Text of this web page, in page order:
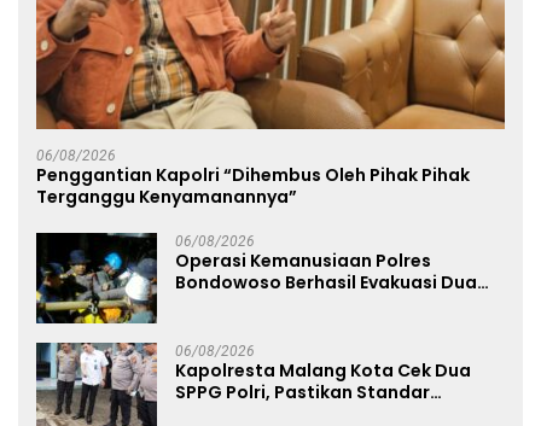
06/08/2026
Penggantian Kapolri “Dihembus Oleh Pihak Pihak
Terganggu Kenyamanannya”
06/08/2026
Operasi Kemanusiaan Polres
Bondowoso Berhasil Evakuasi Dua
06/08/2026
Kapolresta Malang Kota Cek Dua
SPPG Polri, Pastikan Standar